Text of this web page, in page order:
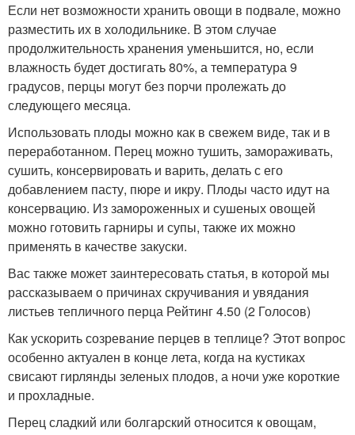
Если нет возможности хранить овощи в подвале, можно
разместить их в холодильнике. В этом случае
продолжительность хранения уменьшится, но, если
влажность будет достигать 80%, а температура 9
градусов, перцы могут без порчи пролежать до
следующего месяца.
Использовать плоды можно как в свежем виде, так и в
переработанном. Перец можно тушить, замораживать,
сушить, консервировать и варить, делать с его
добавлением пасту, пюре и икру. Плоды часто идут на
консервацию. Из замороженных и сушеных овощей
можно готовить гарниры и супы, также их можно
применять в качестве закуски.
Вас также может заинтересовать статья, в которой мы
рассказываем о причинах скручивания и увядания
листьев тепличного перца Рейтинг 4.50 (2 Голосов)
Как ускорить созревание перцев в теплице? Этот вопрос
особенно актуален в конце лета, когда на кустиках
свисают гирлянды зеленых плодов, а ночи уже короткие
и прохладные.
Перец сладкий или болгарский относится к овощам,